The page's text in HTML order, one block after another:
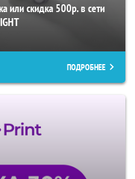
или скидка 500р. в сети
ПОДРОБНЕЕ